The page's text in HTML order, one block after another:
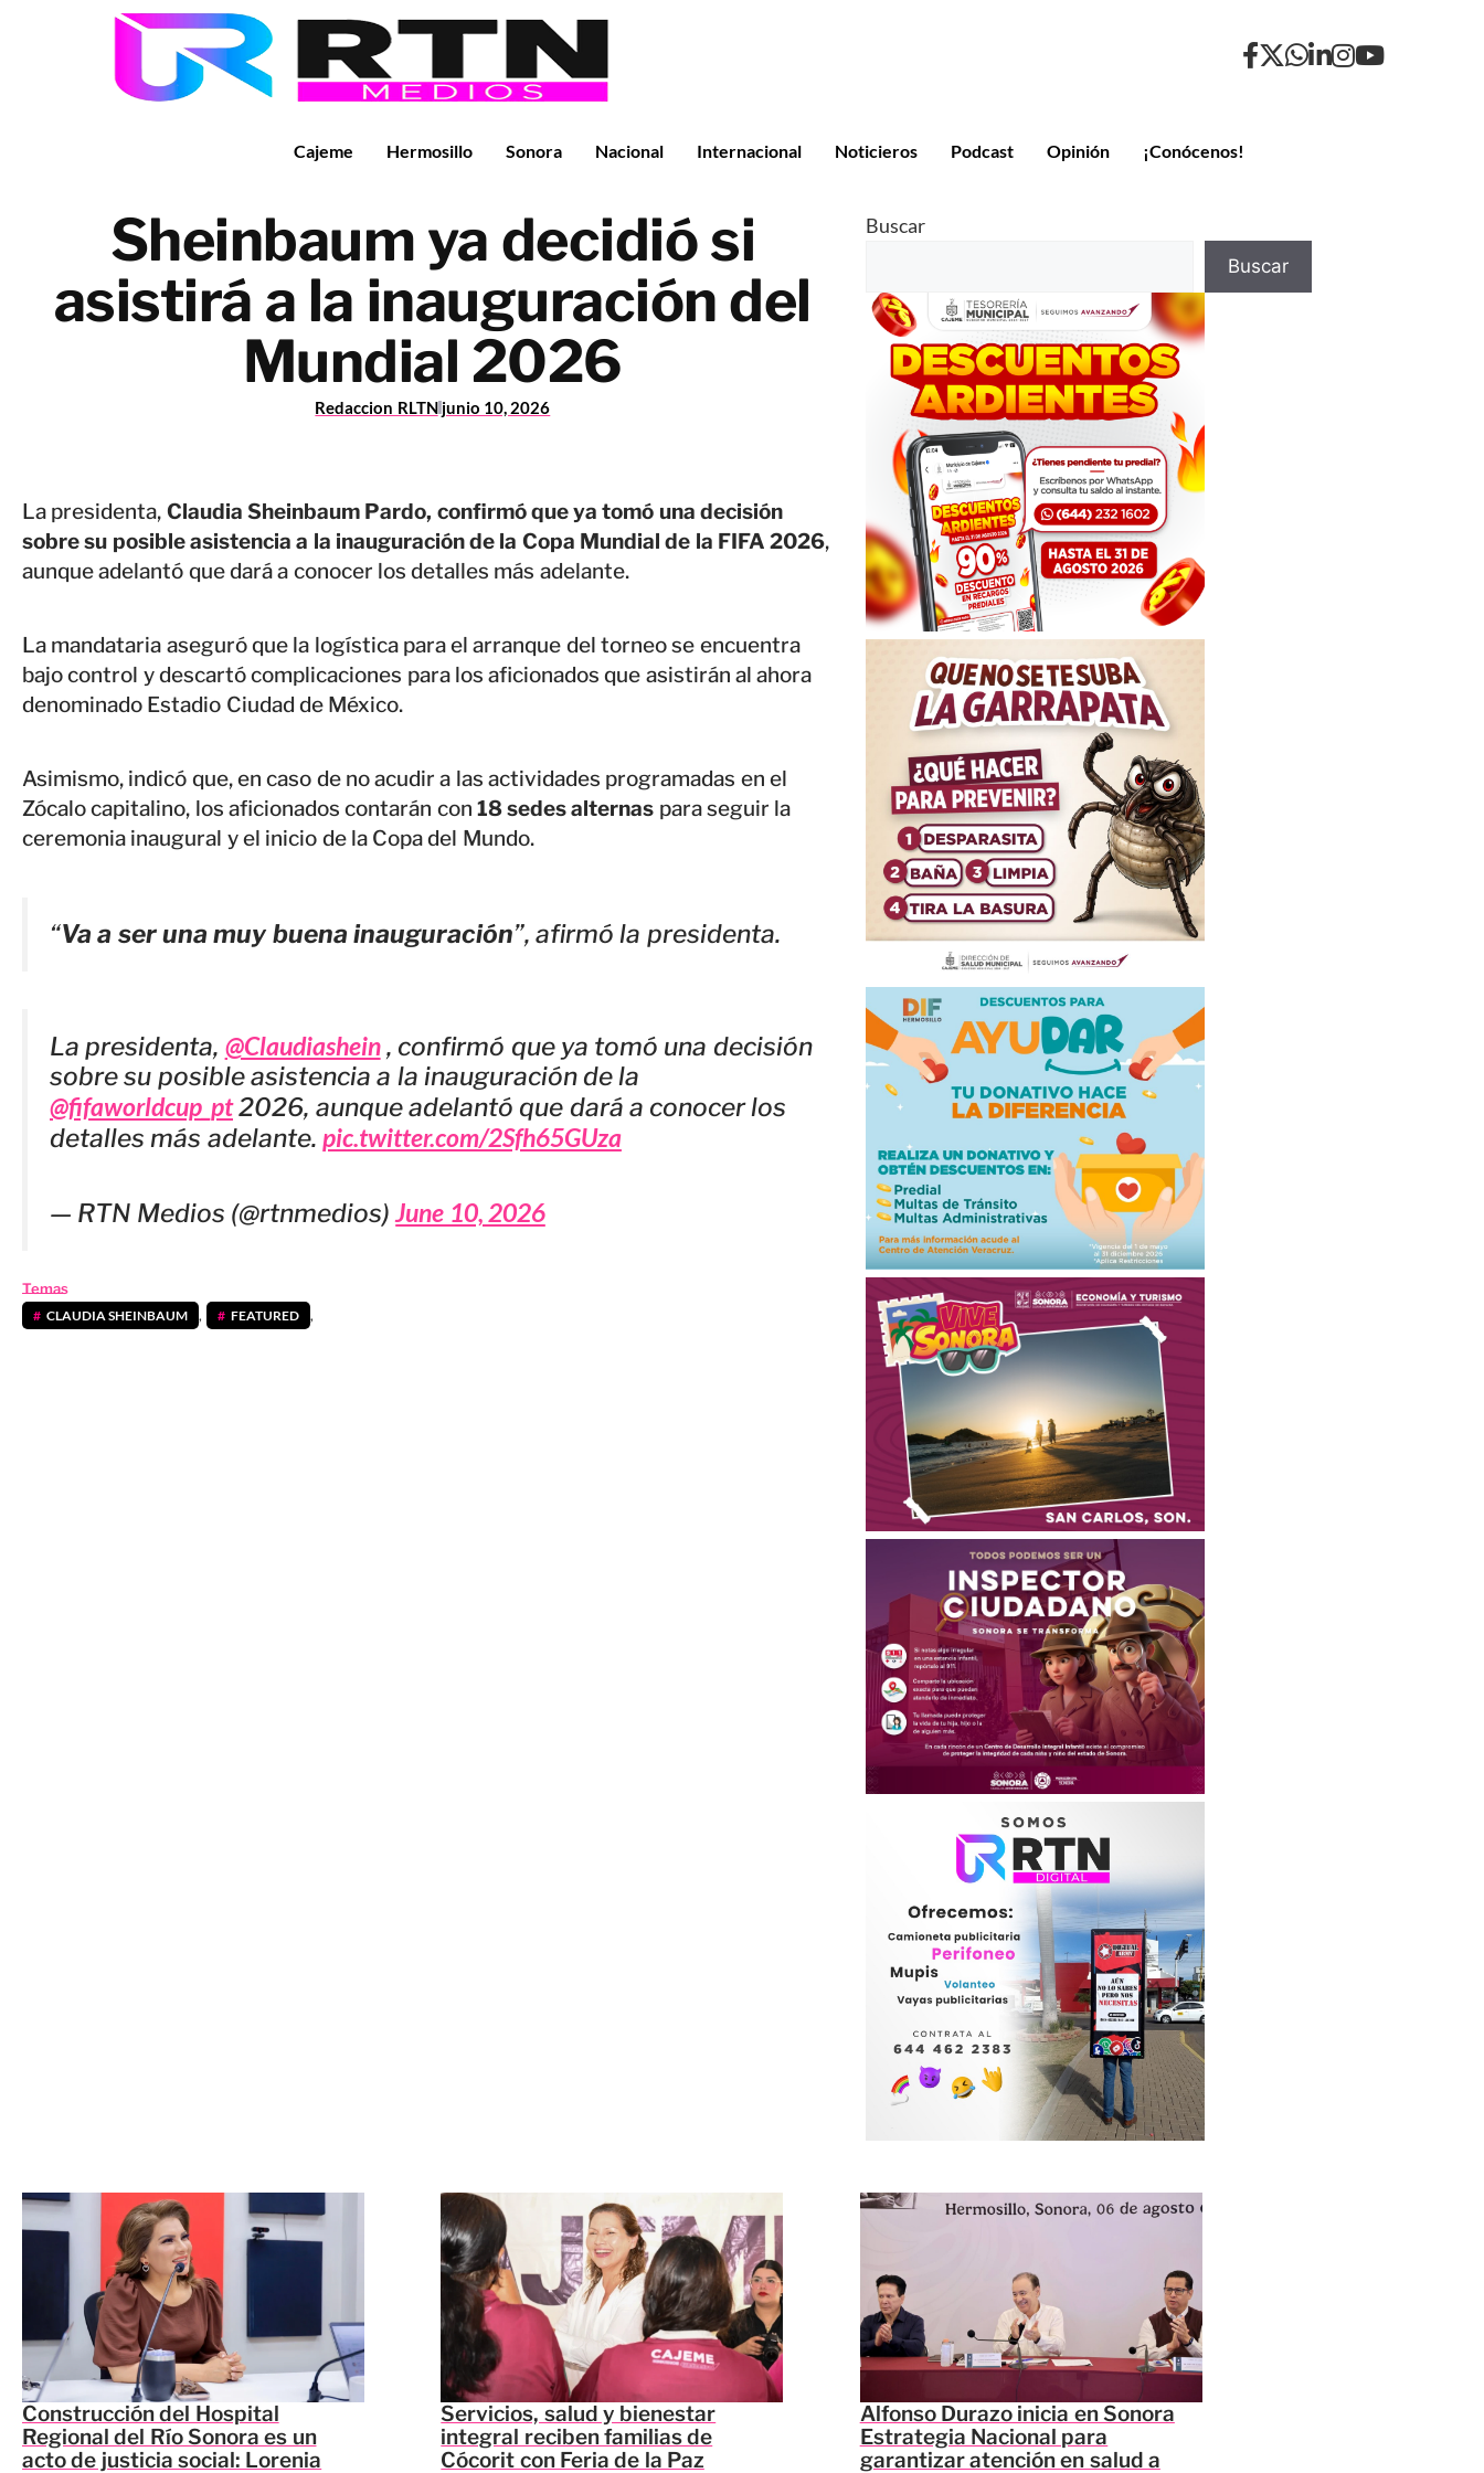
Cajeme Hermosillo Sonora Nacional Internacional Noticieros Podcast Opinión ¡Conócenos!
Sheinbaum ya decidió si
asistirá a la inauguración del
Mundial 2026
Redaccion RLTNjunio 10, 2026
La presidenta, Claudia Sheinbaum Pardo, confirmó que ya tomó una decisión
sobre su posible asistencia a la inauguración de la Copa Mundial de la FIFA 2026,
aunque adelantó que dará a conocer los detalles más adelante.
La mandataria aseguró que la logística para el arranque del torneo se encuentra
bajo control y descartó complicaciones para los aficionados que asistirán al ahora
denominado Estadio Ciudad de México.
Asimismo, indicó que, en caso de no acudir a las actividades programadas en el
Zócalo capitalino, los aficionados contarán con 18 sedes alternas para seguir la
ceremonia inaugural y el inicio de la Copa del Mundo.
“Va a ser una muy buena inauguración”, afirmó la presidenta.
La presidenta, @Claudiashein, confirmó que ya tomó una decisión
sobre su posible asistencia a la inauguración de la
@fifaworldcup_pt2026, aunque adelantó que dará a conocer los
detalles más adelante. pic.twitter.com/2Sfh65GUza
— RTN Medios (@rtnmedios)June 10, 2026
Temas
CLAUDIA SHEINBAUM , FEATURED ,
Buscar
Buscar
Construcción del Hospital
Regional del Río Sonora es un
acto de justicia social: Lorenia
Servicios, salud y bienestar
integral reciben familias de
Cócorit con Feria de la Paz
Alfonso Durazo inicia en Sonora
Estrategia Nacional para
garantizar atención en salud a